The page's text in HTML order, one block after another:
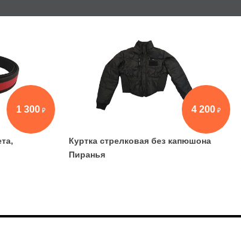
1 300 4 200
Куртка стрелковая без капюшона
Пиранья